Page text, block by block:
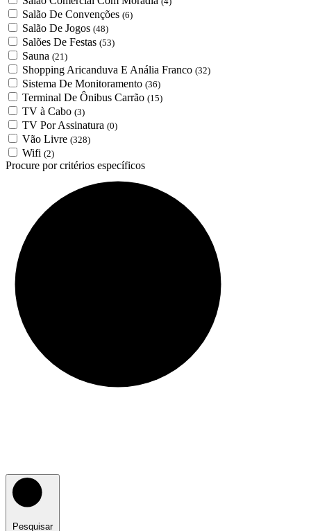
Salão De Convenções (6)
Salão De Jogos (48)
Salões De Festas (53)
Sauna (21)
Shopping Aricanduva E Anália Franco (32)
Sistema De Monitoramento (36)
Terminal De Ônibus Carrão (15)
TV à Cabo (3)
TV Por Assinatura (0)
Vão Livre (328)
Wifi (2)
Procure por critérios específicos
Pesquisar